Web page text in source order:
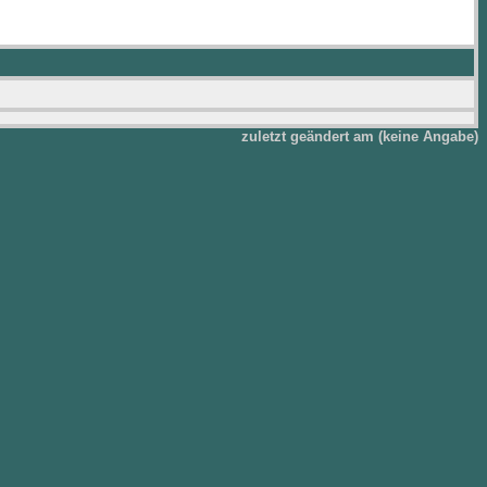
zuletzt geändert am (keine Angabe)